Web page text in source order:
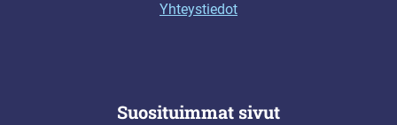
Yhteystiedot
Suosituimmat sivut